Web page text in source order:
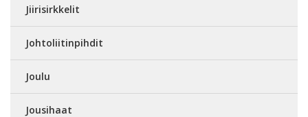
Jiirisirkkelit
Johtoliitinpihdit
Joulu
Jousihaat